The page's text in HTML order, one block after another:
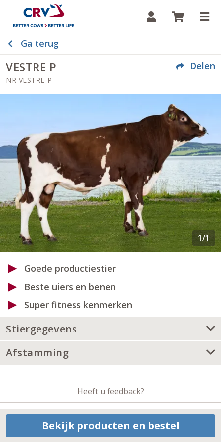
Inloggen
Ga terug
VESTRE P
NR VESTRE P
Delen
Goede productiestier
Beste uiers en benen
Super fitness kenmerken
Bekijk producten en bestel
Stiergegevens
Afstamming
Heeft u feedback?